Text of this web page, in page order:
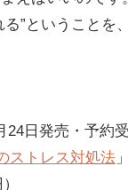
”ということを
日発売・予約受
ストレス対処法 」